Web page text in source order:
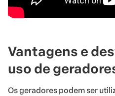
Vantagens e
uso de
Os geradores podem ser